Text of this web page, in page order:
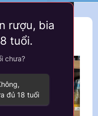
rượu, bia
tuổi.
chưa?
đủ 18 tuổi